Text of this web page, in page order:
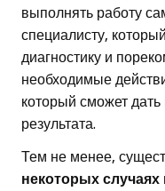
выполнять работу
специалисту,
диагностику и
необходимые
который сможет дать
результата.
Тем не менее,
некоторых случаях